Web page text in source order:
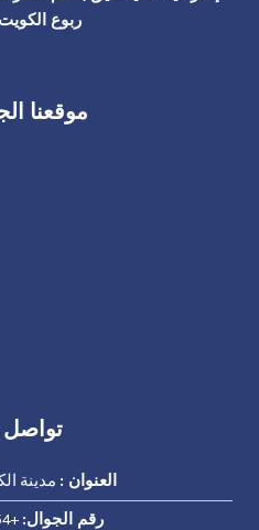
ربوع
موقعنا
تواصل
العنوان : مدينة
رقم الجوال: +201121312454